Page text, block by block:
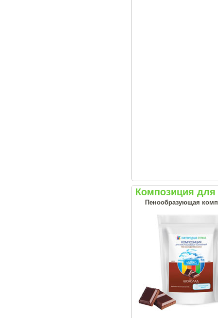
Композиция
Пенообразующая